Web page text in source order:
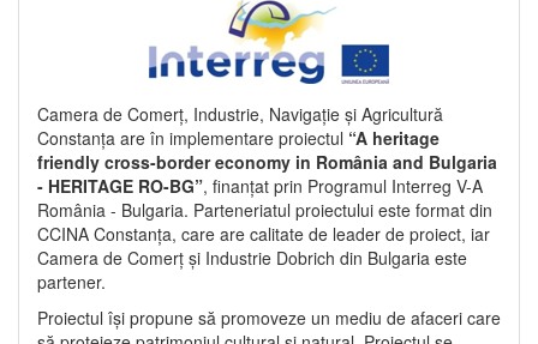
Camera de Comerț, Industrie, Navigație și Agricultură
Constanța are în implementare proiectul “A heritage
friendly cross-border economy in România and Bulgaria
- HERITAGE RO-BG”, finanțat prin Programul Interreg V-A
România - Bulgaria. Parteneriatul proiectului este format din
CCINA Constanța, care are calitate de leader de proiect, iar
Camera de Comerț și Industrie Dobrich din Bulgaria este
partener.
Proiectul își propune să promoveze un mediu de afaceri care